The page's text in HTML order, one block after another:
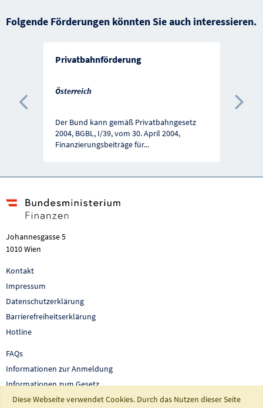
Folgende Förderungen könnten Sie auch interessieren.
Privatbahnförderung
Österreich
Der Bund kann gemäß Privatbahngesetz
2004, BGBL, I/39, vom 30. April 2004,
Finanzierungsbeiträge für...
Vorherige Förderung
Johannesgasse 5
1010 Wien
Kontakt
Impressum
Datenschutzerklärung
Barrierefreiheitserklärung
Hotline
FAQs
Informationen zur Anmeldung
Informationen zum Gesetz
Auswertungen und Berichte
Diese Webseite verwendet Cookies. Durch das Nutzen dieser Seite